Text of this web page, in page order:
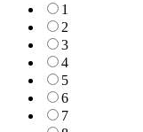
1
2
3
4
5
6
7